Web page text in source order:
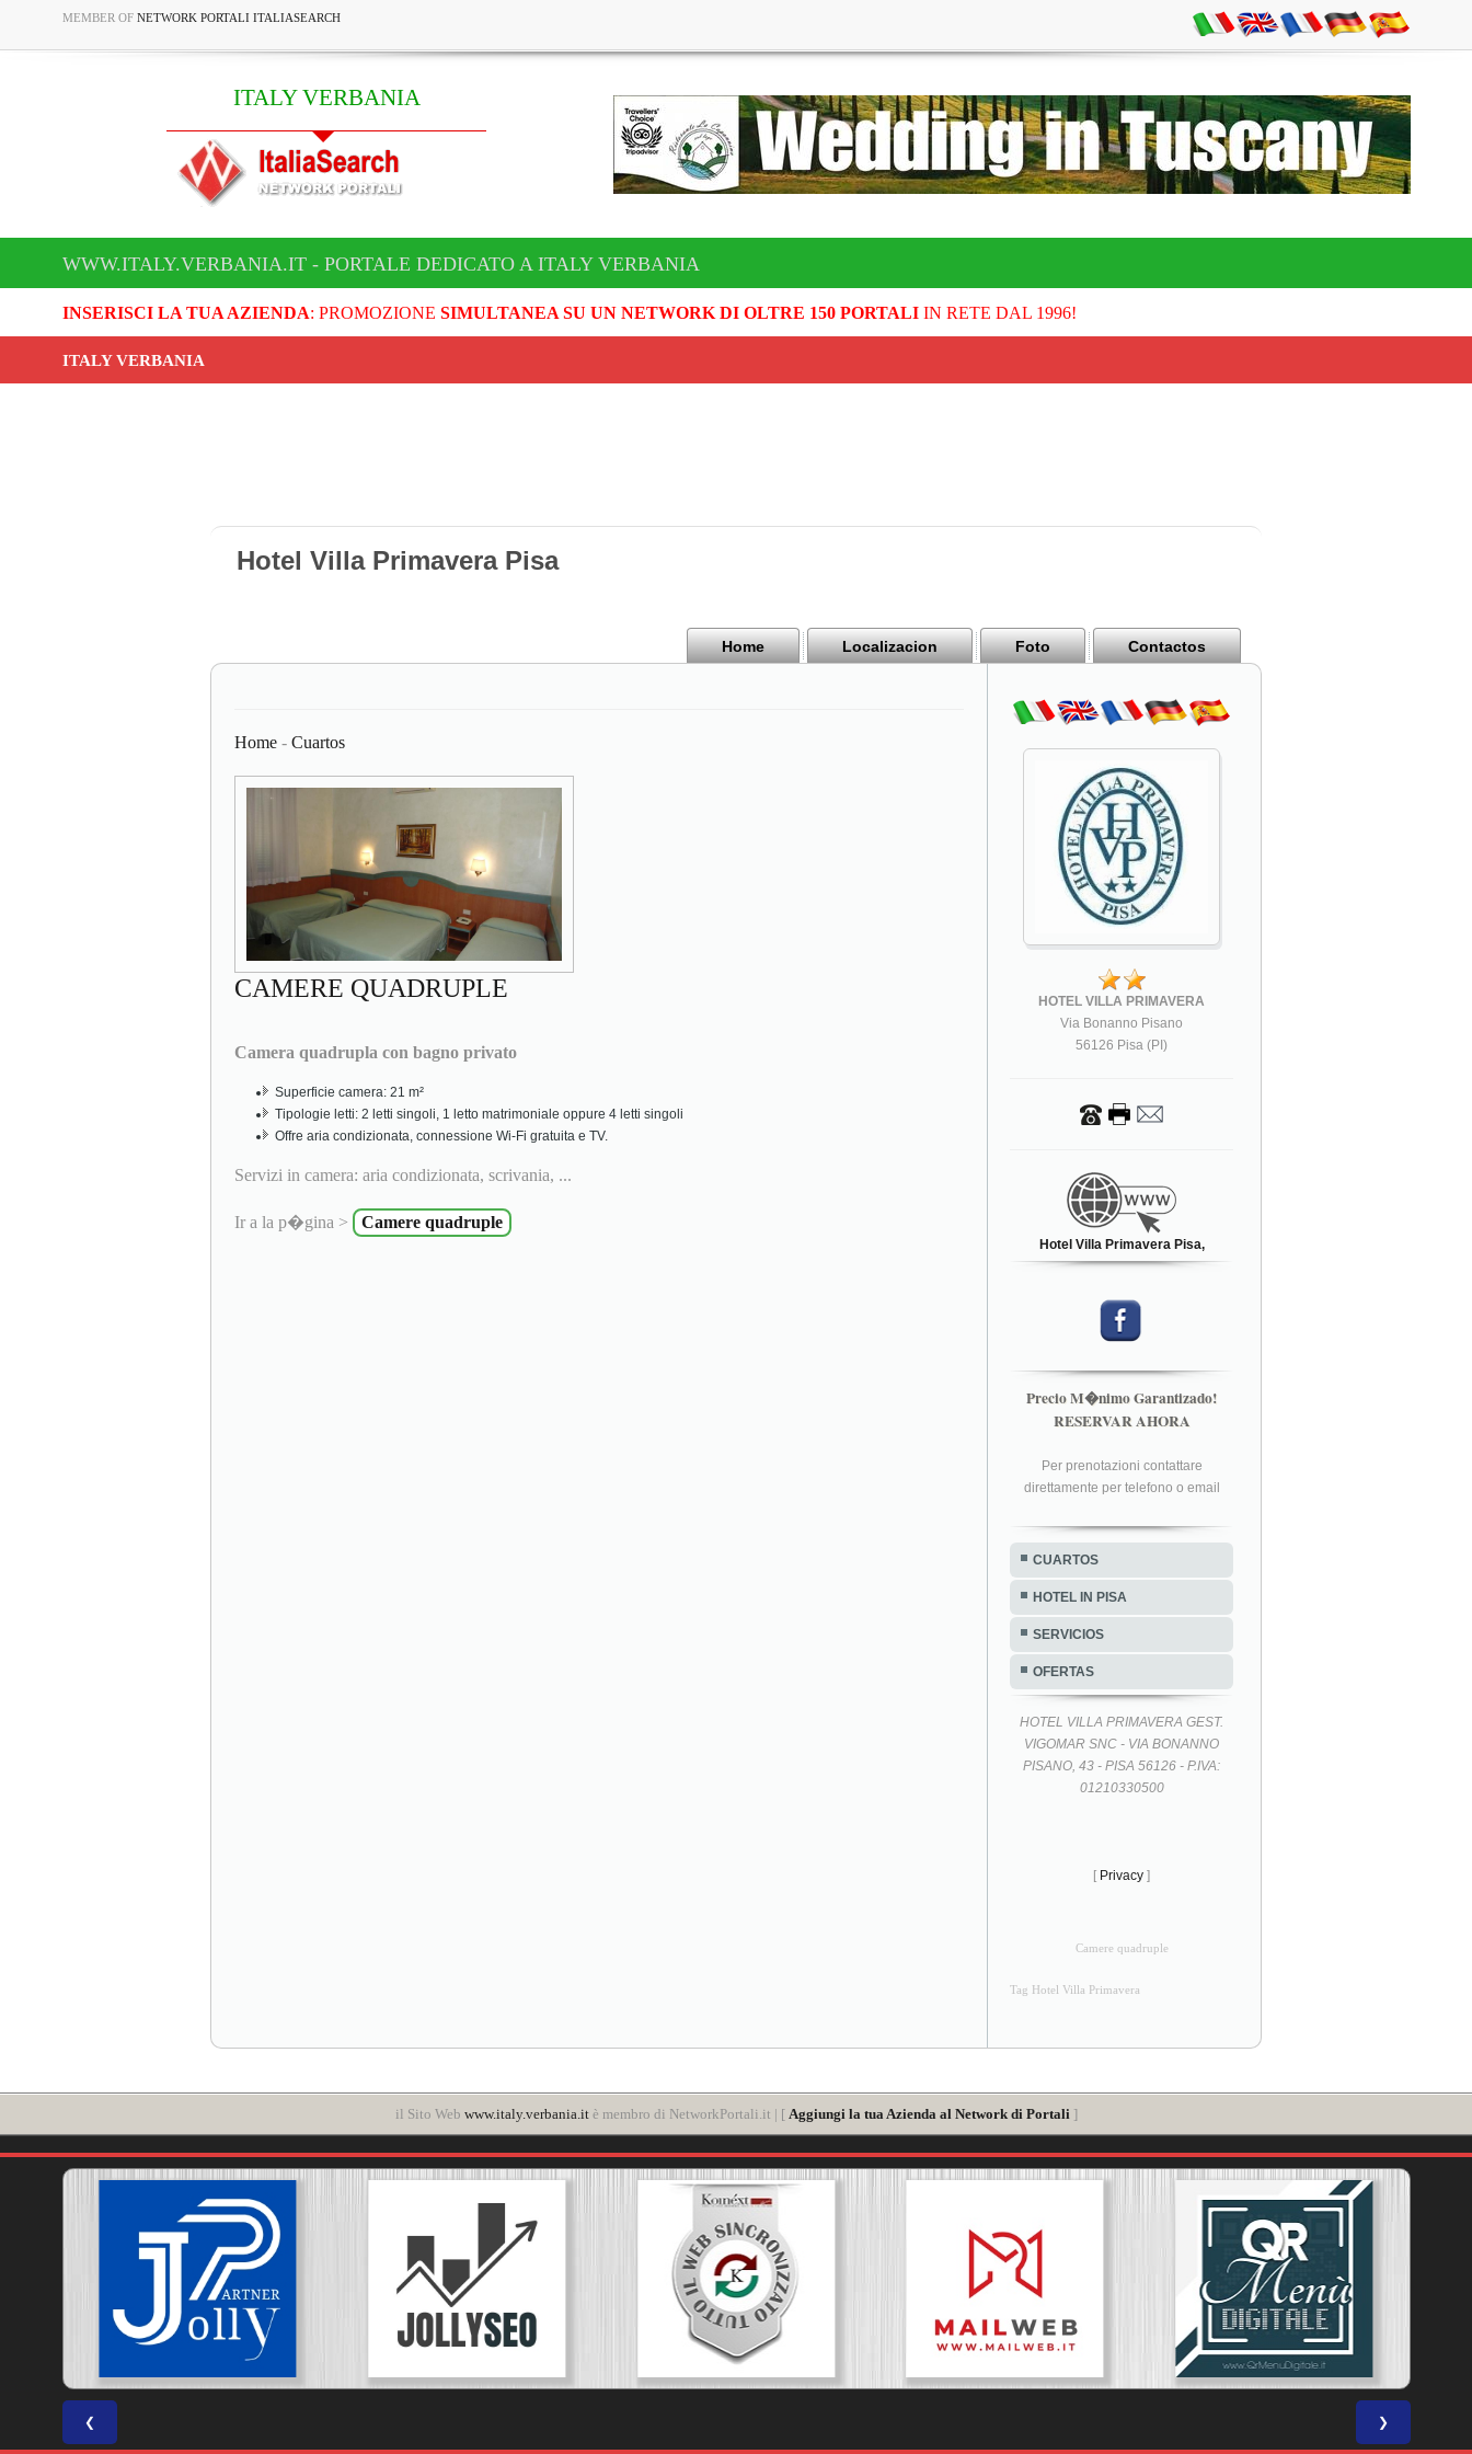
MEMBER OF NETWORK PORTALI ITALIASEARCH
ITALY VERBANIA
WWW.ITALY.VERBANIA.IT - PORTALE DEDICATO A ITALY VERBANIA
INSERISCI LA TUA AZIENDA: PROMOZIONE SIMULTANEA SU UN NETWORK DI OLTRE 150 PORTALIIN RETE DAL 1996!
ITALY VERBANIA
Hotel Villa Primavera Pisa
Home Localizacion Foto Contactos
Home - Cuartos
CAMERE QUADRUPLE
Camera quadrupla con bagno privato
Superficie camera: 21 m²
Tipologie letti: 2 letti singoli, 1 letto matrimoniale oppure 4 letti singoli
Offre aria condizionata, connessione Wi-Fi gratuita e TV.
Servizi in camera: aria condizionata, scrivania, ...
Ir a la p�gina > Camere quadruple
HOTEL VILLA PRIMAVERA
Via Bonanno Pisano
56126 Pisa (PI)
Hotel Villa Primavera Pisa,
Precio M�nimo Garantizado!
RESERVAR AHORA
Per prenotazioni contattare
direttamente per telefono o email
CUARTOS
HOTEL IN PISA
SERVICIOS
OFERTAS
HOTEL VILLA PRIMAVERA GEST.
VIGOMAR SNC - VIA BONANNO
PISANO, 43 - PISA 56126 - P.IVA:
01210330500
[ Privacy ]
Camere quadruple
Tag Hotel Villa Primavera
il Sito Web www.italy.verbania.itè membro di NetworkPortali.it | [ Aggiungi la tua Azienda al Network di Portali ]
❮ ❯